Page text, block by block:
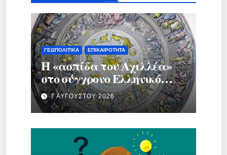
ΓΕΩΠΟΛΙΤΙΚΆ ΕΠΙΚΑΙΡΌΤΗΤΑ
Η «ασπίδα του Αχιλλέα»
στο σύγχρονο Ελληνικό
κράτος.
7 ΑΥΓΟΎΣΤΟΥ 2026